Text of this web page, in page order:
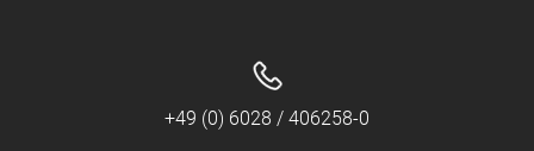
+49 (0) 6028 / 406258-0